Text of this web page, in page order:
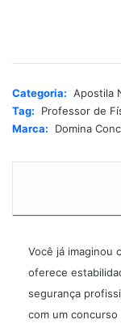
r
t
Categoria: Apostila
Tag:
Professor de
Marca:
Domina
Você já imaginou
oferece
segurança
com um concurso